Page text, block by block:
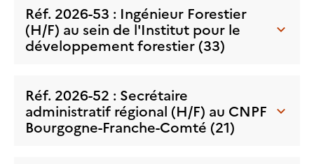
Réf. 2026-53 : Ingénieur Forestier
(H/F) au sein de l'Institut pour le
développement forestier (33)
Réf. 2026-52 : Secrétaire
administratif régional (H/F) au CNPF
Bourgogne-Franche-Comté (21)